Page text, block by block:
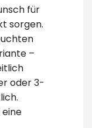
für
sorgen.
–
oder 3-